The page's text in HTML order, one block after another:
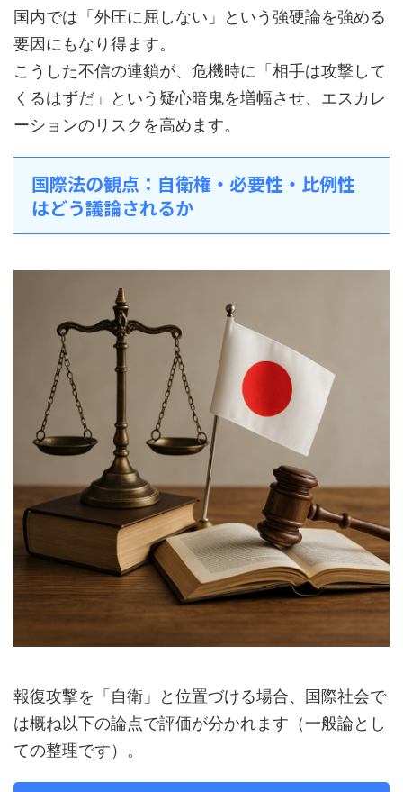
国内では「外圧に屈しない」という強硬論を強める
要因にもなり得ます。
こうした不信の連鎖が、危機時に「相手は攻撃して
くるはずだ」という疑心暗鬼を増幅させ、エスカレ
ーションのリスクを高めます。
国際法の観点：自衛権・必要性・比例性
はどう議論されるか
報復攻撃を「自衛」と位置づける場合、国際社会で
は概ね以下の論点で評価が分かれます（一般論とし
ての整理です）。